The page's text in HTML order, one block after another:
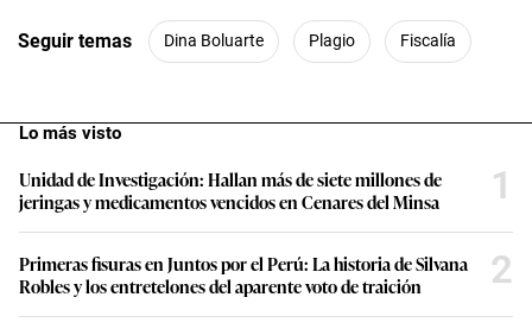
jeringas y medicamentos vencidos en Cenares del Minsa
1
Primeras fisuras en Juntos por el Perú: La historia de Silvana
Robles y los entretelones del aparente voto de traición
2
Exdirigente del Movadef será el representante de JP en Ética:
entretelones de los acuerdos sobre la distribución de las
comisiones
3